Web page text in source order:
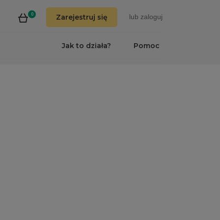
0 Zarejestruj się lub zaloguj
Pomoc
Jak to działa?